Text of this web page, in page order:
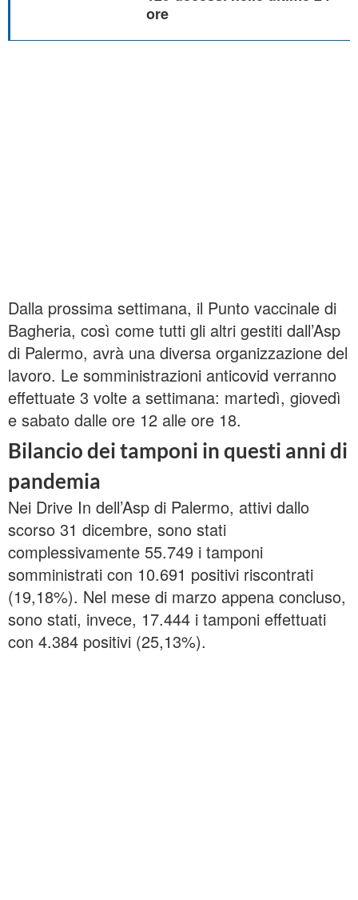
ore
Dalla prossima settimana, il Punto vaccinale di
Bagheria, così come tutti gli altri gestiti dall’Asp
di Palermo, avrà una diversa organizzazione del
lavoro. Le somministrazioni anticovid verranno
effettuate 3 volte a settimana: martedì, giovedì
e sabato dalle ore 12 alle ore 18.
Bilancio dei tamponi in questi anni di
pandemia
Nei Drive In dell’Asp di Palermo, attivi dallo
scorso 31 dicembre, sono stati
complessivamente 55.749 i tamponi
somministrati con 10.691 positivi riscontrati
(19,18%). Nel mese di marzo appena concluso,
sono stati, invece, 17.444 i tamponi effettuati
con 4.384 positivi (25,13%).